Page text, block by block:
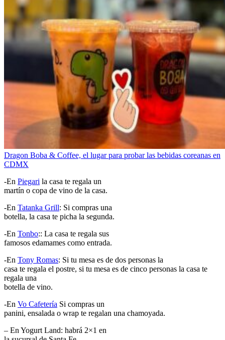
Dragon Boba & Coffee, el lugar para probar las bebidas coreanas en
CDMX
-En Piegari la casa te regala un
martín o copa de vino de la casa.
-En Tatanka Grill: Si compras una
botella, la casa te picha la segunda.
-En Tonbo:: La casa te regala sus
famosos edamames como entrada.
-En Tony Romas: Si tu mesa es de dos personas la
casa te regala el postre, si tu mesa es de cinco personas la casa te
regala una
botella de vino.
-En Vo Cafetería Si compras un
panini, ensalada o wrap te regalan una chamoyada.
– En Yogurt Land: habrá 2×1 en